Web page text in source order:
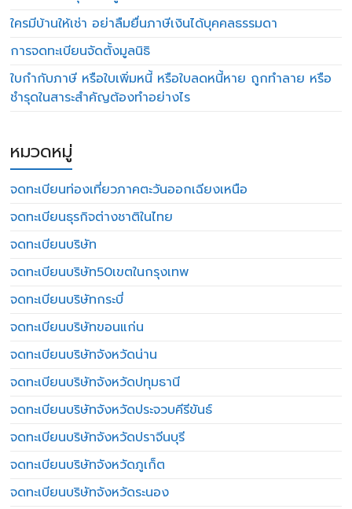
ใครมีบ้านให้เช่า อย่าลืมยื่นภาษีเงินได้บุคคลธรรมดา
การจดทะเบียนจัดตั้งมูลนิธิ
ใบกำกับภาษี หรือใบเพิ่มหนี้ หรือใบลดหนี้หาย ถูกทำลาย หรือ
ชำรุดในสาระสำคัญต้องทำอย่างไร
หมวดหมู่
จดทะเบียนท่องเที่ยวภาคตะวันออกเฉียงเหนือ
จดทะเบียนธุรกิจต่างชาติในไทย
จดทะเบียนบริษัท
จดทะเบียนบริษัท50เขตในกรุงเทพ
จดทะเบียนบริษัทกระบี่
จดทะเบียนบริษัทขอนแก่น
จดทะเบียนบริษัทจังหวัดน่าน
จดทะเบียนบริษัทจังหวัดปทุมธานี
จดทะเบียนบริษัทจังหวัดประจวบคีรีขันธ์
จดทะเบียนบริษัทจังหวัดปราจีนบุรี
จดทะเบียนบริษัทจังหวัดภูเก็ต
จดทะเบียนบริษัทจังหวัดระนอง